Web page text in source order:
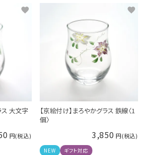
ス 大文字
【京絵付け】まろやかグラス 鉄線〈1
個〉
3,850
NEW ギフト対応